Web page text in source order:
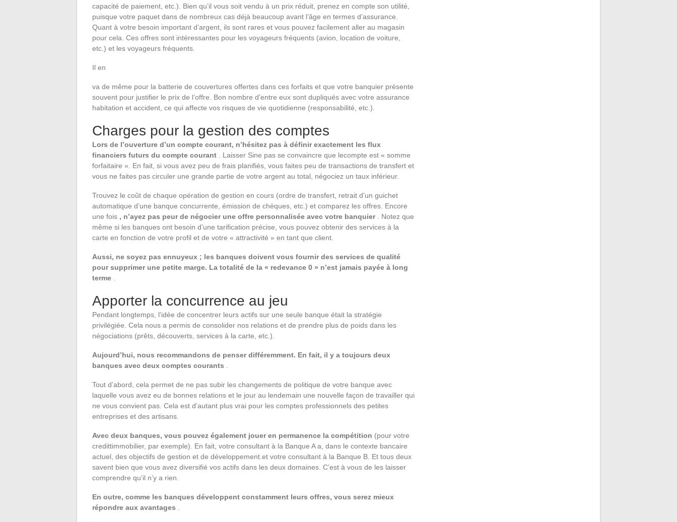
capacité de paiement, etc.). Bien qu’il vous soit vendu à un prix réduit, prenez en compte son utilité,
puisque votre paquet dans de nombreux cas déjà beaucoup avant l’âge en termes d’assurance.
Quant à votre besoin important d’argent, ils sont rares et vous pouvez facilement aller au magasin
pour cela. Ces offres sont intéressantes pour les voyageurs fréquents (avion, location de voiture,
etc.) et les voyageurs fréquents.
Il en
va de même pour la batterie de couvertures offertes dans ces forfaits et que votre banquier présente
souvent pour justifier le prix de l’offre. Bon nombre d’entre eux sont dupliqués avec votre assurance
habitation et accident, ce qui affecte vos risques de vie quotidienne (responsabilité, etc.).
Charges pour la gestion des comptes
Lors de l’ouverture d’un compte courant, n’hésitez pas à définir exactement les flux
financiers futurs du compte courant
. Laisser Sine pas se convaincre que lecompte est « somme
forfaitaire ». En fait, si vous avez peu de frais planifiés, vous faites peu de transactions de transfert et
vous ne faites pas circuler une grande partie de votre argent au total, négociez un taux inférieur.
Trouvez le coût de chaque opération de gestion en cours (ordre de transfert, retrait d’un guichet
automatique d’une banque concurrente, émission de chèques, etc.) et comparez les offres. Encore
une fois , n’ayez pas peur de négocier une offre personnalisée avec votre banquier
. Notez que
même si les banques ont besoin d’une tarification précise, vous pouvez obtenir des services à la
carte en fonction de votre profil et de votre « attractivité » en tant que client.
Aussi, ne soyez pas ennuyeux ; les banques doivent vous fournir des services de qualité
pour supprimer une petite marge. La totalité de la « redevance 0 » n’est jamais payée à long
terme
Apporter la concurrence au jeu
Pendant longtemps, l’idée de concentrer leurs actifs sur une seule banque était la stratégie
privilégiée. Cela nous a permis de consolider nos relations et de prendre plus de poids dans les
négociations (prêts, découverts, services à la carte, etc.).
Aujourd’hui, nous recommandons de penser différemment. En fait, il y a toujours deux
banques avec deux comptes courants
Tout d’abord, cela permet de ne pas subir les changements de politique de votre banque avec
laquelle vous avez eu de bonnes relations et le jour au lendemain une nouvelle façon de travailler qui
ne vous convient pas. Cela est d’autant plus vrai pour les comptes professionnels des petites
entreprises et des artisans.
Avec deux banques, vous pouvez également jouer en permanence la compétition (pour votre
credittimmobilier, par exemple). En fait, votre consultant à la Banque A a, dans le contexte bancaire
actuel, des objectifs de gestion et de développement.et votre consultant à la Banque B. Et tous deux
savent bien que vous avez diversifié vos actifs dans les deux domaines. C’est à vous de les laisser
comprendre qu’il n’y a rien.
En outre, comme les banques développent constamment leurs offres, vous serez mieux
répondre aux avantages